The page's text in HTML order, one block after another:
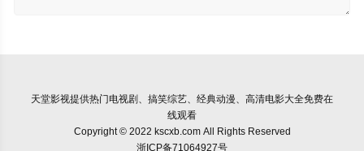
天堂影视提供热门电视剧、搞笑综艺、经典动漫、高清电影大全免费在
线观看
Copyright © 2022 kscxb.com All Rights Reserved
浙ICP备71064927号